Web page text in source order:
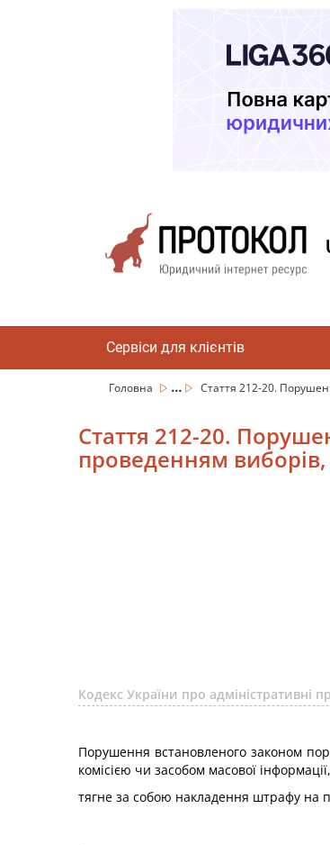
Сервіси для клієнтів
Головна ... Стаття 212-20.
Стаття 212-20.
проведенням
Кодекс України про адміністративні
Порушення встановленого законом
комісією чи засобом масової
тягне за собою накладення штрафу на